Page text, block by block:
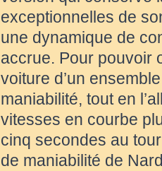
exceptionnelles de
une dynamique de
accrue. Pour pouvoir
voiture d’un
maniabilité, tout en
vitesses en courbe
cinq secondes au
de maniabilité de